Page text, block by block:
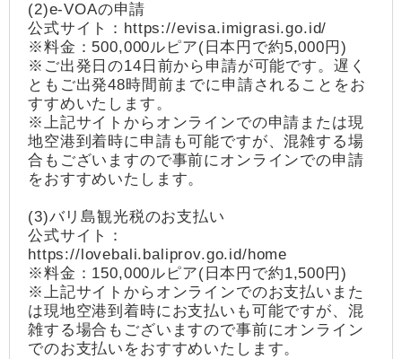
(2)e-VOAの申請
公式サイト：https://evisa.imigrasi.go.id/
※料金：500,000ルピア(日本円で約5,000円)
※ご出発日の14日前から申請が可能です。遅く
ともご出発48時間前までに申請されることをお
すすめいたします。
※上記サイトからオンラインでの申請または現
地空港到着時に申請も可能ですが、混雑する場
合もございますので事前にオンラインでの申請
をおすすめいたします。
(3)バリ島観光税のお支払い
公式サイト：
https://lovebali.baliprov.go.id/home
※料金：150,000ルピア(日本円で約1,500円)
※上記サイトからオンラインでのお支払いまた
は現地空港到着時にお支払いも可能ですが、混
雑する場合もございますので事前にオンライン
でのお支払いをおすすめいたします。